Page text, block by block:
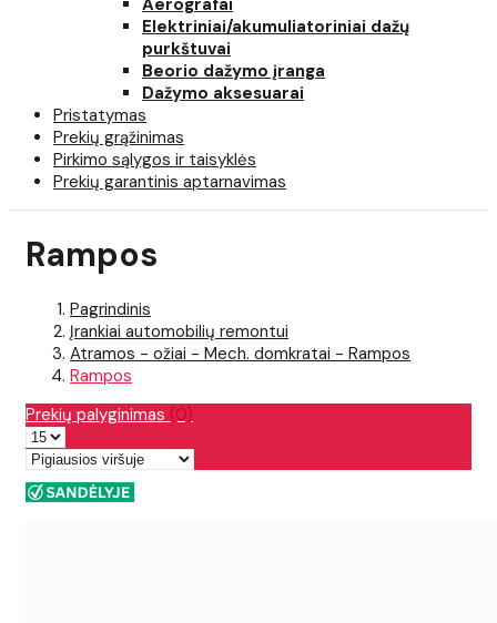
Aerografai
Elektriniai/akumuliatoriniai dažų
purkštuvai
Beorio dažymo įranga
Dažymo aksesuarai
Pristatymas
Prekių grąžinimas
Pirkimo sąlygos ir taisyklės
Prekių garantinis aptarnavimas
Rampos
Pagrindinis
Įrankiai automobilių remontui
Atramos - ožiai - Mech. domkratai - Rampos
Rampos
Prekių palyginimas (0)